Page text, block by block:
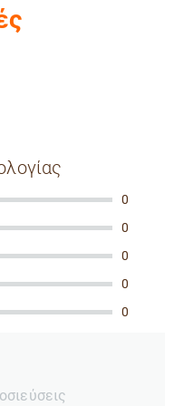
0
0
0
0
0